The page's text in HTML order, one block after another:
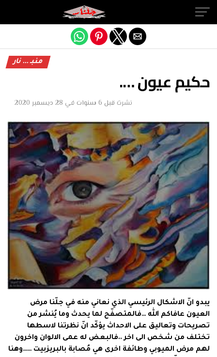
منبـ ... نار
حكيم عيون ….
نشرت قبل 6 سنوات في 28 ديسمبر 2020
يبدو انّ الاشكال الرئيسي الذي نعاني منه في جلّنا مرض
العيون عافاكم الله …فالمتصفّح لما يحدث وما يُنشر من
تصريحات وتعاليق على الاحداث يؤكّد انّ نظرتنا لاسطها
تختلف من شخص الى اخر ..فالبعض له عمى الالوان واخرون
لهم مرض الميوبي وطائفة اخرى هي مُصابة بالبريزبيت ……وهنا
Exit mobile version